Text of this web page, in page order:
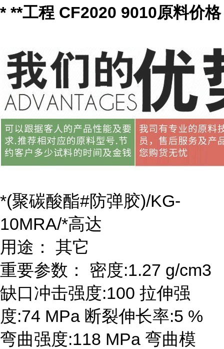
* **工程 CF2020 9010原料价格
*(聚碳酸酯#防弹胶)/KG-
10MRA/*高达
用途： 其它
重要参数： 密度:1.27 g/cm3
缺口冲击强度:100 拉伸强
度:74 MPa 断裂伸长率:5 %
弯曲强度:118 MPa 弯曲模